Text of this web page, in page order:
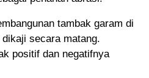
tambak garam di
secara matang.
positif dan negatifnya